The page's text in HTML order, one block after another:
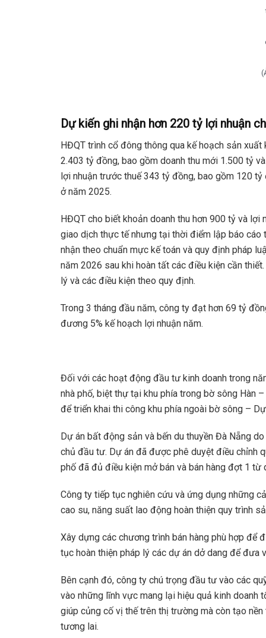
Dự kiến ghi nhận hơn 220 tỷ lợi nhuận
HĐQT trình cổ đông thông qua kế hoạch sản
2.403 tỷ đồng, bao gồm doanh thu mới 1.500 tỷ
lợi nhuận trước thuế 343 tỷ đồng, bao gồm 120
ở năm 2025.
HĐQT cho biết khoản doanh thu hơn 900 tỷ và
giao dịch thực tế nhưng tại thời điểm lập báo
nhận theo chuẩn mực kế toán và quy định pháp
năm 2026 sau khi hoàn tất các điều kiện cần
lý và các điều kiện theo quy định.
Trong 3 tháng đầu năm, công ty đạt hơn 69 tỷ
đương 5% kế hoạch lợi nhuận năm.
Đối với các hoạt động đầu tư kinh doanh trong
nhà phố, biệt thự tại khu phía trong bờ sông Hàn
để triển khai thi công khu phía ngoài bờ sông –
Dự án bất động sản và bến du thuyền Đà Nẵng
chủ đầu tư. Dự án đã được phê duyệt điều chỉnh
phố đã đủ điều kiện mở bán và bán hàng đợt 1 từ
Công ty tiếp tục nghiên cứu và ứng dụng những
cao su, năng suất lao động hoàn thiện quy trình
Xây dựng các chương trình bán hàng phù hợp để
tục hoàn thiện pháp lý các dự án dở dang để đưa
Bên cạnh đó, công ty chú trọng đầu tư vào các
vào những lĩnh vực mang lại hiệu quả kinh doanh
giúp củng cố vị thế trên thị trường mà còn tạo
tương lai.